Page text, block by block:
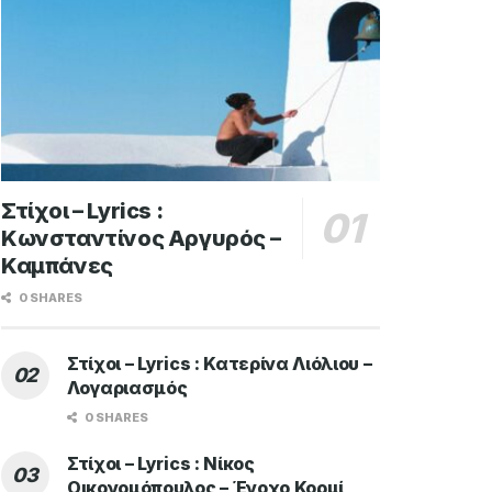
Στίχοι – Lyrics :
Κωνσταντίνος Αργυρός –
Καμπάνες
0 SHARES
Στίχοι – Lyrics : Κατερίνα Λιόλιου –
Λογαριασμός
0 SHARES
Στίχοι – Lyrics : Νίκος
Οικονομόπουλος – Ένοχο Κορμί